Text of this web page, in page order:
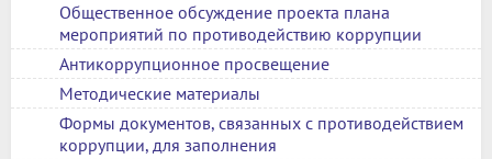
Общественное обсуждение проекта плана
мероприятий по противодействию коррупции
Антикоррупционное просвещение
Методические материалы
Формы документов, связанных с противодействием
коррупции, для заполнения